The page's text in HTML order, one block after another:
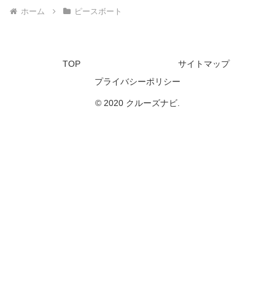
ホーム ピースボート
TOP
サイトマップ
プライバシーポリシー
© 2020 クルーズナビ.